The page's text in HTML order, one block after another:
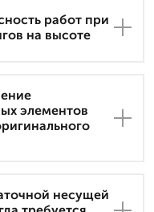
работ при
на высоте
элементов
несущей